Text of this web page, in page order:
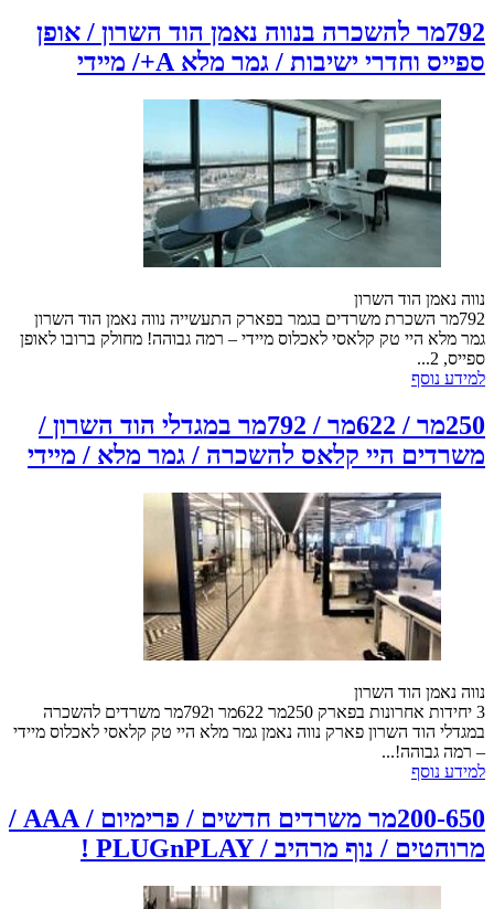
792מר להשכרה בנווה נאמן הוד השרון / אופן
ספייס וחדרי ישיבות / גמר מלא A+/ מיידי
נווה נאמן הוד השרון
792מר השכרת משרדים בגמר בפארק התעשייה נווה נאמן הוד השרון
גמר מלא היי טק קלאסי לאכלוס מיידי – רמה גבוהה! מחולק ברובו לאופן
ספייס, 2...
למידע נוסף
250מר / 622מר / 792מר במגדלי הוד השרון /
משרדים היי קלאס להשכרה / גמר מלא / מיידי
נווה נאמן הוד השרון
3 יחידות אחרונות בפארק 250מר 622מר ו792מר משרדים להשכרה
במגדלי הוד השרון פארק נווה נאמן גמר מלא היי טק קלאסי לאכלוס מיידי
– רמה גבוהה!...
למידע נוסף
200-650מר משרדים חדשים / פרימיום / AAA /
מרוהטים / נוף מרהיב / PLUGnPLAY !